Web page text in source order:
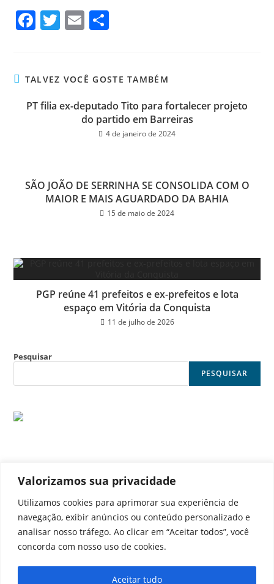
Valorizamos sua privacidade
Utilizamos cookies para aprimorar sua experiência de
navegação, exibir anúncios ou conteúdo personalizado e
analisar nosso tráfego. Ao clicar em “Aceitar todos”, você
concorda com nosso uso de cookies.
Aceitar tudo
Fa
ok
T
er
E
TALVEZ VOCÊ GOSTE TAMBÉM
PT filia ex-deputado Tito para fortalecer projeto
do partido em Barreiras
4 de janeiro de 2024
SÃO JOÃO DE SERRINHA SE CONSOLIDA COM O
MAIOR E MAIS AGUARDADO DA BAHIA
15 de maio de 2024
PGP reúne 41 prefeitos e ex-prefeitos e lota
espaço em Vitória da Conquista
11 de julho de 2026
Pesquisar
PESQUISAR